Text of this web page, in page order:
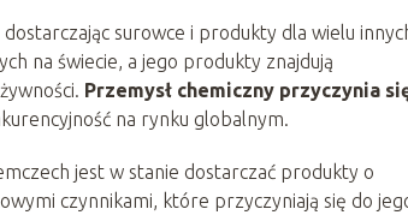
surowce i produkty dla wielu
na świecie, a jego produkty znajdują
Przemysł chemiczny przyczynia
na rynku globalnym.
jest w stanie dostarczać produkty o
czynnikami, które przyczyniają się do